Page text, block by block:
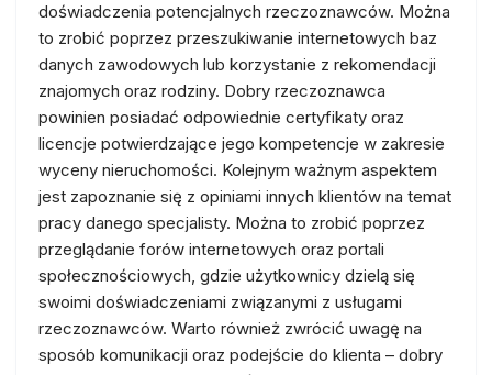
doświadczenia potencjalnych rzeczoznawców. Można
to zrobić poprzez przeszukiwanie internetowych baz
danych zawodowych lub korzystanie z rekomendacji
znajomych oraz rodziny. Dobry rzeczoznawca
powinien posiadać odpowiednie certyfikaty oraz
licencje potwierdzające jego kompetencje w zakresie
wyceny nieruchomości. Kolejnym ważnym aspektem
jest zapoznanie się z opiniami innych klientów na temat
pracy danego specjalisty. Można to zrobić poprzez
przeglądanie forów internetowych oraz portali
społecznościowych, gdzie użytkownicy dzielą się
swoimi doświadczeniami związanymi z usługami
rzeczoznawców. Warto również zwrócić uwagę na
sposób komunikacji oraz podejście do klienta – dobry